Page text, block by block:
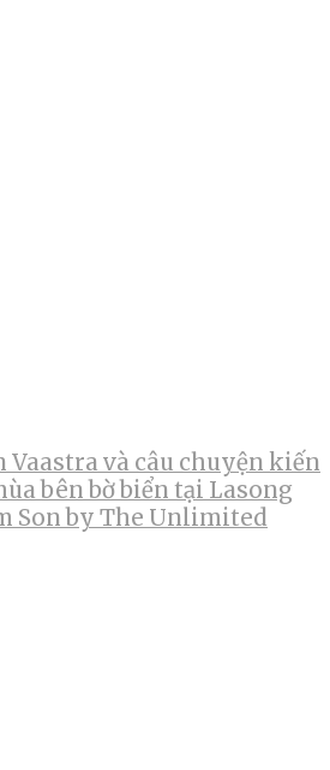
Vaastra và câu chuyện kiến
bên bờ biển tại Lasong
Son by The Unlimited